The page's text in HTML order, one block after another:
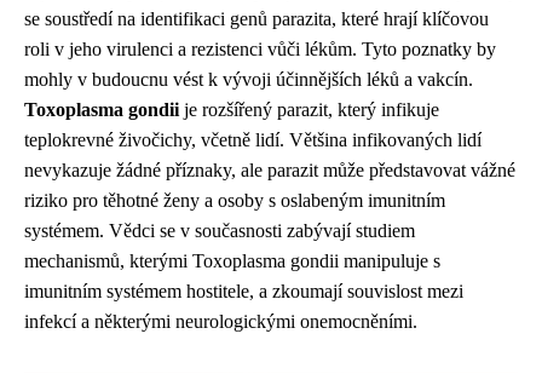
se soustředí na identifikaci genů parazita, které hrají klíčovou
roli v jeho virulenci a rezistenci vůči lékům. Tyto poznatky by
mohly v budoucnu vést k vývoji účinnějších léků a vakcín.
Toxoplasma gondii je rozšířený parazit, který infikuje
teplokrevné živočichy, včetně lidí. Většina infikovaných lidí
nevykazuje žádné příznaky, ale parazit může představovat vážné
riziko pro těhotné ženy a osoby s oslabeným imunitním
systémem. Vědci se v současnosti zabývají studiem
mechanismů, kterými Toxoplasma gondii manipuluje s
imunitním systémem hostitele, a zkoumají souvislost mezi
infekcí a některými neurologickými onemocněními.